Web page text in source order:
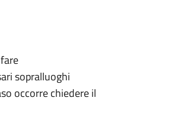
sopralluoghi
occorre chiedere il